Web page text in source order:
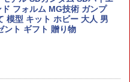
ド フォルム MG技術 ガンプ
模型 キット ホビー 大人 男
ント ギフト 贈り物